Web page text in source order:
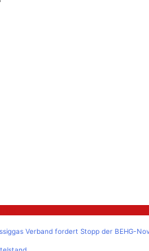
Verband fordert Stopp der BEHG-